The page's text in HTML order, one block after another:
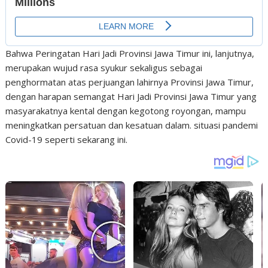
Bahwa Peringatan Hari Jadi Provinsi Jawa Timur ini, lanjutnya,
merupakan wujud rasa syukur sekaligus sebagai
penghormatan atas perjuangan lahirnya Provinsi Jawa Timur,
dengan harapan semangat Hari Jadi Provinsi Jawa Timur yang
masyarakatnya kental dengan kegotong royongan, mampu
meningkatkan persatuan dan kesatuan dalam. situasi pandemi
Covid-19 seperti sekarang ini.